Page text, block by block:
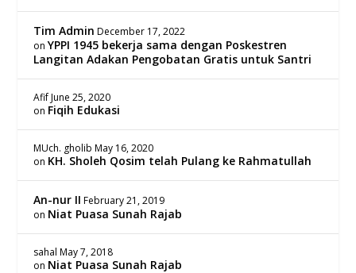
Tim Admin December 17, 2022
onYPPI 1945 bekerja sama dengan Poskestren
Langitan Adakan Pengobatan Gratis untuk Santri
Afif June 25, 2020
on Fiqih Edukasi
MUch. gholib May 16, 2020
on KH. Sholeh Qosim telah Pulang ke Rahmatullah
An-nur II February 21, 2019
on Niat Puasa Sunah Rajab
sahal May 7, 2018
on Niat Puasa Sunah Rajab